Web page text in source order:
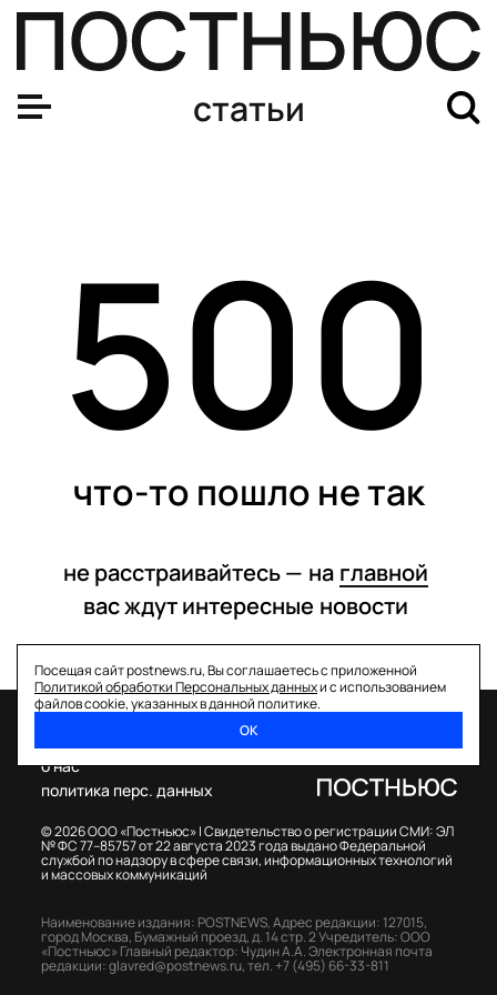
статьи
500
что-то пошло не так
не расстраивайтесь — на главной
вас ждут интересные новости
Посещая сайт postnews.ru, Вы соглашаетесь с приложенной
Политикой обработки Персональных данныхи с использованием
файлов cookie, указанных в данной политике.
ОК
© 2026 ООО «Постньюс» |Свидетельство о регистрации СМИ: ЭЛ
№ ФС 77–85757 от 22 августа 2023 года выдано Федеральной
службой по надзору в сфере связи, информационных технологий
и массовых коммуникаций
о нас
политика перс. данных
Наименование издания: POSTNEWS,Адрес редакции: 127015,
город Москва, Бумажный проезд, д. 14 стр. 2Учредитель: ООО
«Постньюс» Главный редактор: Чудин А.А.Электронная почта
редакции:glavred@postnews.ru,тел. +7 (495) 66-33-811